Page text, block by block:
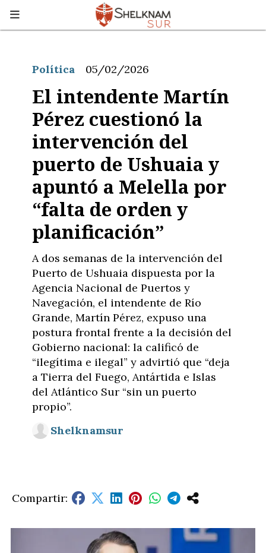
El intendente Martín
Pérez cuestionó la
intervención del
puerto de Ushuaia y
apuntó a Melella por
“falta de orden y
planificación”
A dos semanas de la intervención del
Puerto de Ushuaia dispuesta por la
Agencia Nacional de Puertos y
Navegación, el intendente de Río
Grande, Martín Pérez, expuso una
postura frontal frente a la decisión del
Gobierno nacional: la calificó de
“ilegítima e ilegal” y advirtió que “deja
a Tierra del Fuego, Antártida e Islas
del Atlántico Sur “sin un puerto
propio”.
Política 05/02/2026
Shelknamsur